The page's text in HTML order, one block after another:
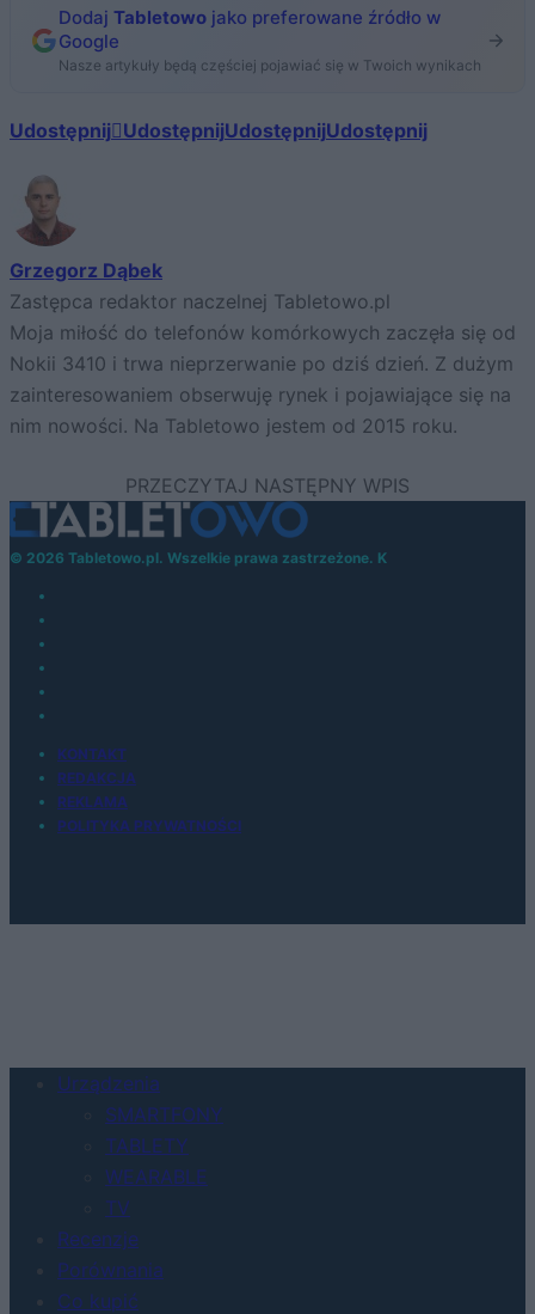
Dodaj Tabletowo jako preferowane źródło w
Google
Nasze artykuły będą częściej pojawiać się w Twoich wynikach
Udostępnij UdostępnijUdostępnijUdostępnij
Grzegorz Dąbek
Zastępca redaktor naczelnej Tabletowo.pl
Moja miłość do telefonów komórkowych zaczęła się od
Nokii 3410 i trwa nieprzerwanie po dziś dzień. Z dużym
zainteresowaniem obserwuję rynek i pojawiające się na
nim nowości. Na Tabletowo jestem od 2015 roku.
© 2026 Tabletowo.pl. Wszelkie prawa zastrzeżone. K
KONTAKT
REDAKCJA
REKLAMA
POLITYKA PRYWATNOŚCI
Urządzenia
SMARTFONY
TABLETY
WEARABLE
TV
Recenzje
Porównania
Co kupić